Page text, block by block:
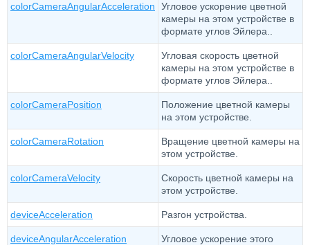
colorCameraAngularAcceleration
Угловое ускорение цветной
камеры на этом устройстве в
формате углов Эйлера..
colorCameraAngularVelocity
Угловая скорость цветной
камеры на этом устройстве в
формате углов Эйлера..
colorCameraPosition
Положение цветной камеры
на этом устройстве.
colorCameraRotation
Вращение цветной камеры на
этом устройстве.
colorCameraVelocity
Скорость цветной камеры на
этом устройстве.
deviceAcceleration Разгон устройства.
deviceAngularAcceleration
Угловое ускорение этого